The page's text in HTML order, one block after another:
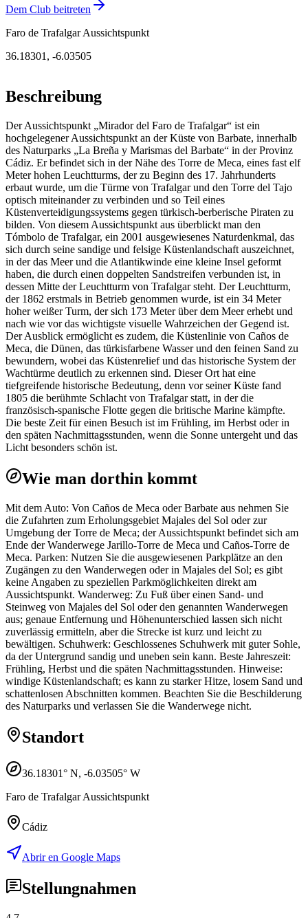
Dem Club beitreten
Faro de Trafalgar Aussichtspunkt
36.18301, -6.03505
Beschreibung
Der Aussichtspunkt „Mirador del Faro de Trafalgar“ ist ein
hochgelegener Aussichtspunkt an der Küste von Barbate, innerhalb
des Naturparks „La Breña y Marismas del Barbate“ in der Provinz
Cádiz. Er befindet sich in der Nähe des Torre de Meca, eines fast elf
Meter hohen Leuchtturms, der zu Beginn des 17. Jahrhunderts
erbaut wurde, um die Türme von Trafalgar und den Torre del Tajo
optisch miteinander zu verbinden und so Teil eines
Küstenverteidigungssystems gegen türkisch-berberische Piraten zu
bilden. Von diesem Aussichtspunkt aus überblickt man den
Tómbolo de Trafalgar, ein 2001 ausgewiesenes Naturdenkmal, das
sich durch seine sandige und felsige Küstenlandschaft auszeichnet,
in der das Meer und die Atlantikwinde eine kleine Insel geformt
haben, die durch einen doppelten Sandstreifen verbunden ist, in
dessen Mitte der Leuchtturm von Trafalgar steht. Der Leuchtturm,
der 1862 erstmals in Betrieb genommen wurde, ist ein 34 Meter
hoher weißer Turm, der sich 173 Meter über dem Meer erhebt und
nach wie vor das wichtigste visuelle Wahrzeichen der Gegend ist.
Der Ausblick ermöglicht es zudem, die Küstenlinie von Caños de
Meca, die Dünen, das türkisfarbene Wasser und den feinen Sand zu
bewundern, wobei das Küstenrelief und das historische System der
Wachtürme deutlich zu erkennen sind. Dieser Ort hat eine
tiefgreifende historische Bedeutung, denn vor seiner Küste fand
1805 die berühmte Schlacht von Trafalgar statt, in der die
französisch-spanische Flotte gegen die britische Marine kämpfte.
Die beste Zeit für einen Besuch ist im Frühling, im Herbst oder in
den späten Nachmittagsstunden, wenn die Sonne untergeht und das
Licht besonders schön ist.
Wie man dorthin kommt
Mit dem Auto: Von Caños de Meca oder Barbate aus nehmen Sie
die Zufahrten zum Erholungsgebiet Majales del Sol oder zur
Umgebung der Torre de Meca; der Aussichtspunkt befindet sich am
Ende der Wanderwege Jarillo-Torre de Meca und Caños-Torre de
Meca. Parken: Nutzen Sie die ausgewiesenen Parkplätze an den
Zugängen zu den Wanderwegen oder in Majales del Sol; es gibt
keine Angaben zu speziellen Parkmöglichkeiten direkt am
Aussichtspunkt. Wanderweg: Zu Fuß über einen Sand- und
Steinweg von Majales del Sol oder den genannten Wanderwegen
aus; genaue Entfernung und Höhenunterschied lassen sich nicht
zuverlässig ermitteln, aber die Strecke ist kurz und leicht zu
bewältigen. Schuhwerk: Geschlossenes Schuhwerk mit guter Sohle,
da der Untergrund sandig und uneben sein kann. Beste Jahreszeit:
Frühling, Herbst und die späten Nachmittagsstunden. Hinweise:
windige Küstenlandschaft; es kann zu starker Hitze, losem Sand und
schattenlosen Abschnitten kommen. Beachten Sie die Beschilderung
des Naturparks und verlassen Sie die Wanderwege nicht.
Standort
36.18301° N, -6.03505° W
Faro de Trafalgar Aussichtspunkt
Cádiz
Abrir en Google Maps
Stellungnahmen